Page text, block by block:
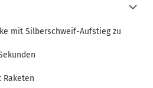
mit Silberschweif-Aufstieg zu
Raketen